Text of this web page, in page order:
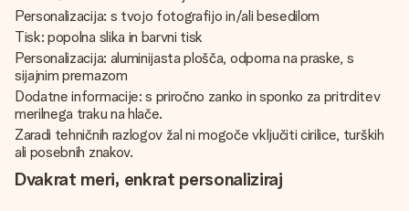
Personalizacija: s tvojo fotografijo in/ali besedilom
Tisk: popolna slika in barvni tisk
Personalizacija: aluminijasta plošča, odporna na praske, s
sijajnim premazom
Dodatne informacije: s priročno zanko in sponko za pritrditev
merilnega traku na hlače.
Zaradi tehničnih razlogov žal ni mogoče vključiti cirilice, turških
ali posebnih znakov.
Dvakrat meri, enkrat personaliziraj